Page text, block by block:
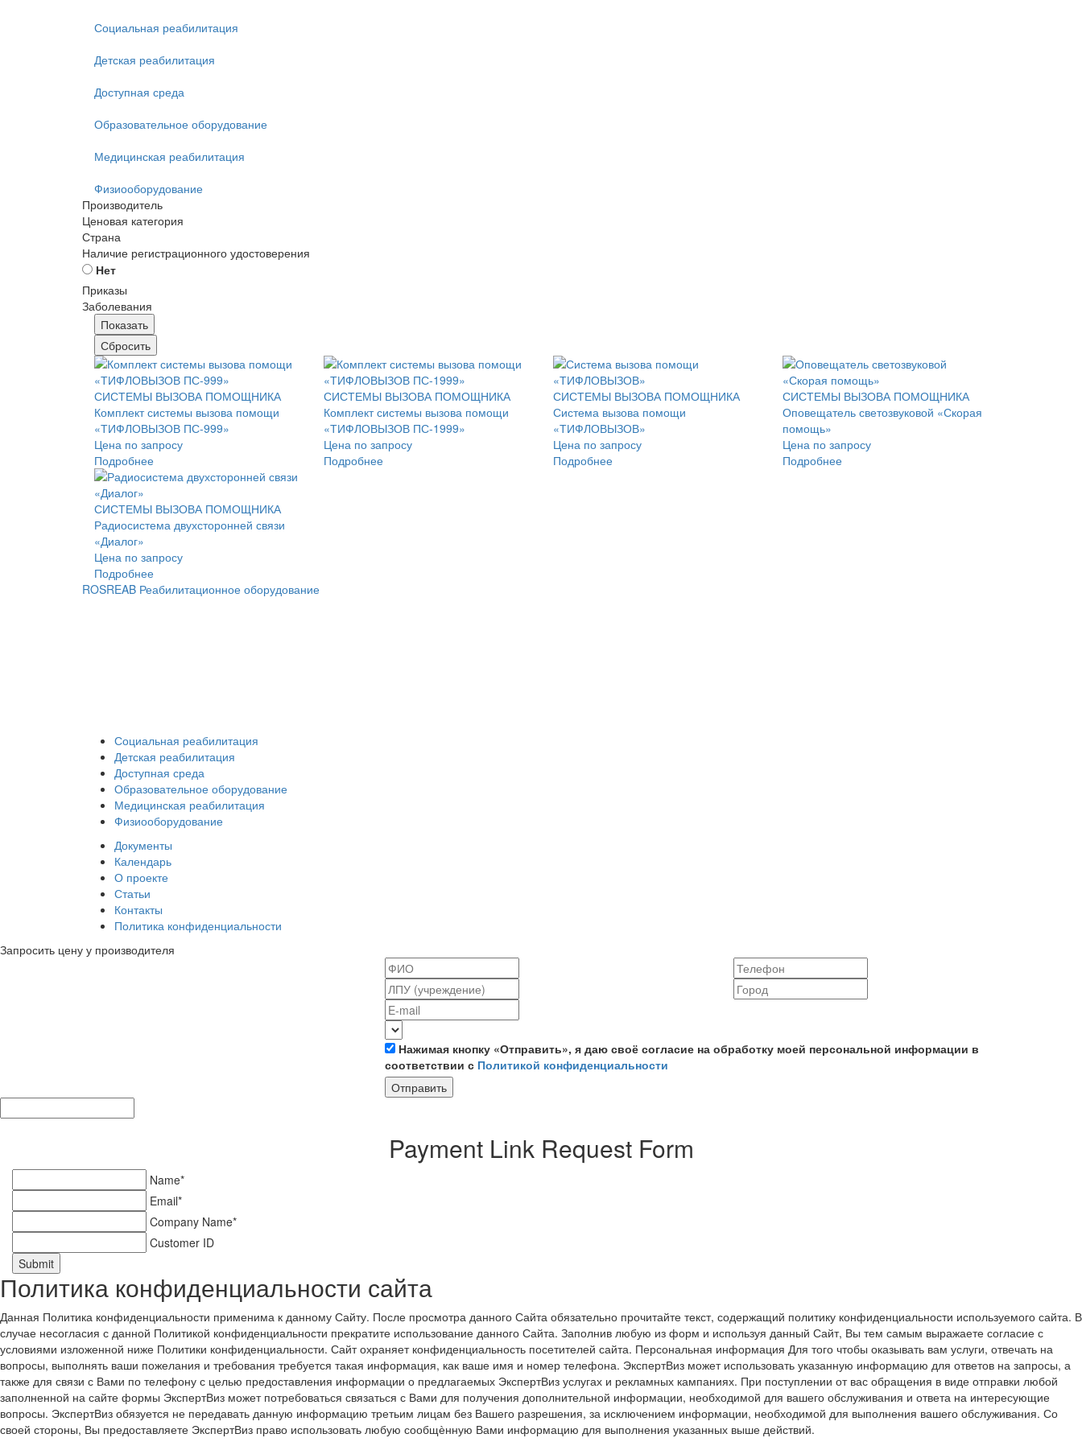
Социальная реабилитация
Детская реабилитация
Доступная среда
Образовательное оборудование
Медицинская реабилитация
Физиооборудование
Производитель
Ценовая категория
Страна
Наличие регистрационного удостоверения
Нет
Приказы
Заболевания
СИСТЕМЫ ВЫЗОВА ПОМОЩНИКА
Комплект системы вызова помощи
«ТИФЛОВЫЗОВ ПС-999»
Цена по запросу
Подробнее
СИСТЕМЫ ВЫЗОВА ПОМОЩНИКА
Комплект системы вызова помощи
«ТИФЛОВЫЗОВ ПС-1999»
Цена по запросу
Подробнее
СИСТЕМЫ ВЫЗОВА ПОМОЩНИКА
Система вызова помощи
«ТИФЛОВЫЗОВ»
Цена по запросу
Подробнее
СИСТЕМЫ ВЫЗОВА ПОМОЩНИКА
Оповещатель светозвуковой «Скорая
помощь»
Цена по запросу
Подробнее
СИСТЕМЫ ВЫЗОВА ПОМОЩНИКА
Радиосистема двухсторонней связи
«Диалог»
Цена по запросу
Подробнее
ROSREAB Реабилитационное оборудование
Социальная реабилитация
Детская реабилитация
Доступная среда
Образовательное оборудование
Медицинская реабилитация
Физиооборудование
Документы
Календарь
О проекте
Статьи
Контакты
Политика конфиденциальности
Запросить цену у производителя
Нажимая кнопку «Отправить», я даю своё согласие на обработку моей персональной информации в
соответствии с Политикой конфиденциальности
Отправить
Payment Link Request Form
Name*
Email*
Company Name*
Customer ID
Submit
Политика конфиденциальности сайта
Данная Политика конфиденциальности применима к данному Сайту. После просмотра данного Сайта обязательно прочитайте текст, содержащий политику конфиденциальности используемого сайта. В
случае несогласия с данной Политикой конфиденциальности прекратите использование данного Сайта. Заполнив любую из форм и используя данный Сайт, Вы тем самым выражаете согласие с
условиями изложенной ниже Политики конфиденциальности. Сайт охраняет конфиденциальность посетителей сайта. Персональная информация Для того чтобы оказывать вам услуги, отвечать на
вопросы, выполнять ваши пожелания и требования требуется такая информация, как ваше имя и номер телефона. ЭкспертВиз может использовать указанную информацию для ответов на запросы, а
также для связи с Вами по телефону с целью предоставления информации о предлагаемых ЭкспертВиз услугах и рекламных кампаниях. При поступлении от вас обращения в виде отправки любой
заполненной на сайте формы ЭкспертВиз может потребоваться связаться с Вами для получения дополнительной информации, необходимой для вашего обслуживания и ответа на интересующие
вопросы. ЭкспертВиз обязуется не передавать данную информацию третьим лицам без Вашего разрешения, за исключением информации, необходимой для выполнения вашего обслуживания. Со
своей стороны, Вы предоставляете ЭкспертВиз право использовать любую сообщѐнную Вами информацию для выполнения указанных выше действий.